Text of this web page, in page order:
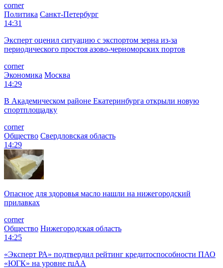
corner
Политика Санкт-Петербург
14:31
Эксперт оценил ситуацию с экспортом зерна из-за
периодического простоя азово-черноморских портов
corner
Экономика Москва
14:29
В Академическом районе Екатеринбурга открыли новую
спортплощадку
corner
Общество Свердловская область
14:29
Опасное для здоровья масло нашли на нижегородский
прилавках
corner
Общество Нижегородская область
14:25
«Эксперт РА» подтвердил рейтинг кредитоспособности ПАО
«ЮГК» на уровне ruAА